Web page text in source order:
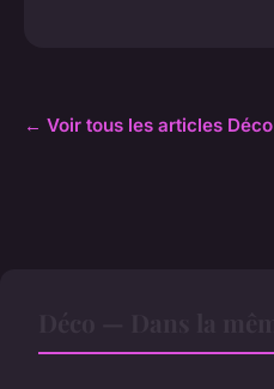
← Voir tous les articles Déco